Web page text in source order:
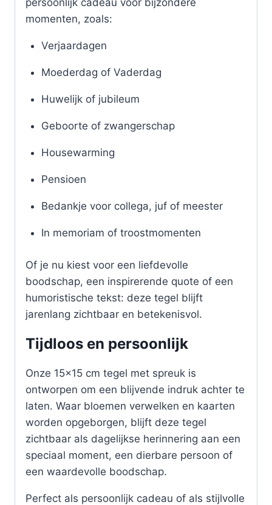
persoonlijk cadeau voor bijzondere
momenten, zoals:
Verjaardagen
Moederdag of Vaderdag
Huwelijk of jubileum
Geboorte of zwangerschap
Housewarming
Pensioen
Bedankje voor collega, juf of meester
In memoriam of troostmomenten
Of je nu kiest voor een liefdevolle
boodschap, een inspirerende quote of een
humoristische tekst: deze tegel blijft
jarenlang zichtbaar en betekenisvol.
Tijdloos en persoonlijk
Onze 15×15 cm tegel met spreuk is
ontworpen om een blijvende indruk achter te
laten. Waar bloemen verwelken en kaarten
worden opgeborgen, blijft deze tegel
zichtbaar als dagelijkse herinnering aan een
speciaal moment, een dierbare persoon of
een waardevolle boodschap.
Perfect als persoonlijk cadeau of als stijlvolle